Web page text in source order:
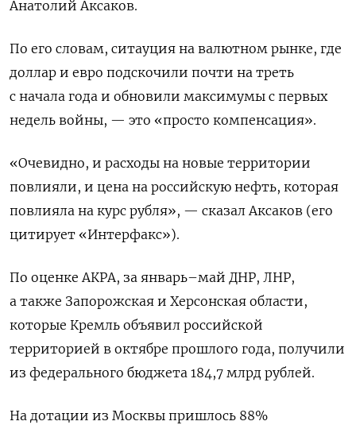
Анатолий Аксаков.
По его словам, ситауция на валютном рынке, где
доллар и евро подскочили почти на треть
с начала года и обновили максимумы с первых
недель войны, — это «просто компенсация».
«Очевидно, и расходы на новые территории
повлияли, и цена на российскую нефть, которая
повлияла на курс рубля», — сказал Аксаков (его
цитирует «Интерфакс»).
По оценке АКРА, за январь–май ДНР, ЛНР,
а также Запорожская и Херсонская области,
которые Кремль объявил российской
территорией в октябре прошлого года, получили
из федерального бюджета 184,7 млрд рублей.
На дотации из Москвы пришлось 88%